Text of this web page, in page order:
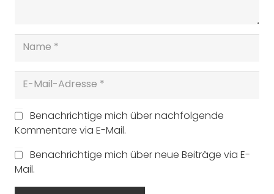
Benachrichtige mich über nachfolgende
Kommentare via E-Mail.
Benachrichtige mich über neue Beiträge via E-
Mail.